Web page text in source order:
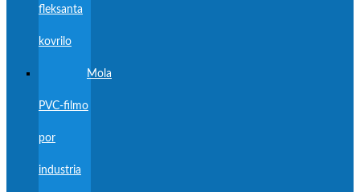
fleksanta
kovrilo
Mola
PVC-filmo
por
industria